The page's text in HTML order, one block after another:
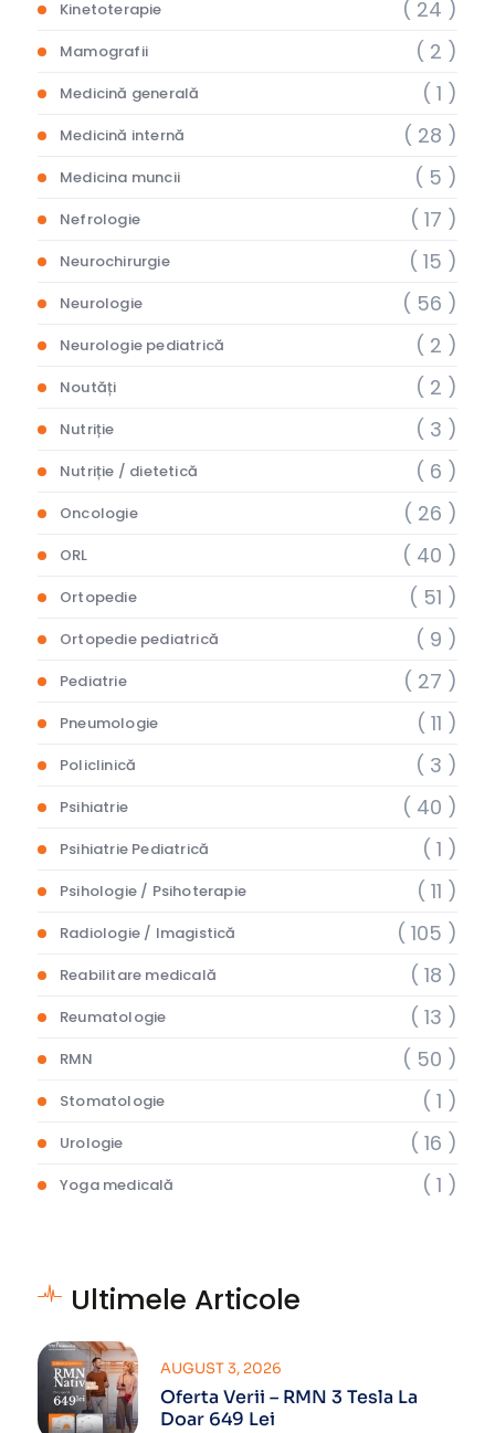
Kinetoterapie ( 24 )
Mamografii ( 2 )
Medicină generală ( 1 )
Medicină internă ( 28 )
Medicina muncii ( 5 )
Nefrologie ( 17 )
Neurochirurgie ( 15 )
Neurologie ( 56 )
Neurologie pediatrică ( 2 )
Noutăți ( 2 )
Nutriție ( 3 )
Nutriție / dietetică ( 6 )
Oncologie ( 26 )
ORL ( 40 )
Ortopedie ( 51 )
Ortopedie pediatrică ( 9 )
Pediatrie ( 27 )
Pneumologie ( 11 )
Policlinică ( 3 )
Psihiatrie ( 40 )
Psihiatrie Pediatrică ( 1 )
Psihologie / Psihoterapie ( 11 )
Radiologie / Imagistică ( 105 )
Reabilitare medicală ( 18 )
Reumatologie ( 13 )
RMN ( 50 )
Stomatologie ( 1 )
Urologie ( 16 )
Yoga medicală ( 1 )
Ultimele Articole
Oferta Verii – RMN 3 Tesla La
Doar 649 Lei
AUGUST 3, 2026